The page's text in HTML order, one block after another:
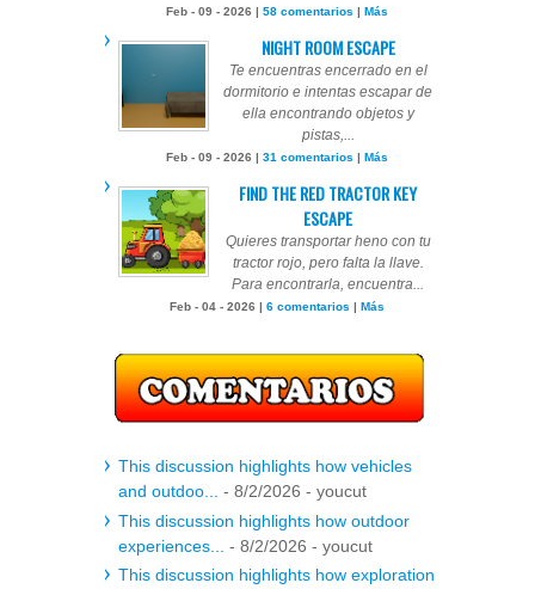
Feb - 09 - 2026 | 58 comentarios | Más
NIGHT ROOM ESCAPE
Te encuentras encerrado en el
dormitorio e intentas escapar de
ella encontrando objetos y
pistas,...
Feb - 09 - 2026 | 31 comentarios | Más
FIND THE RED TRACTOR KEY
ESCAPE
Quieres transportar heno con tu
tractor rojo, pero falta la llave.
Para encontrarla, encuentra...
Feb - 04 - 2026 | 6 comentarios | Más
This discussion highlights how vehicles
and outdoo...
- 8/2/2026 - youcut
This discussion highlights how outdoor
experiences...
- 8/2/2026 - youcut
This discussion highlights how exploration